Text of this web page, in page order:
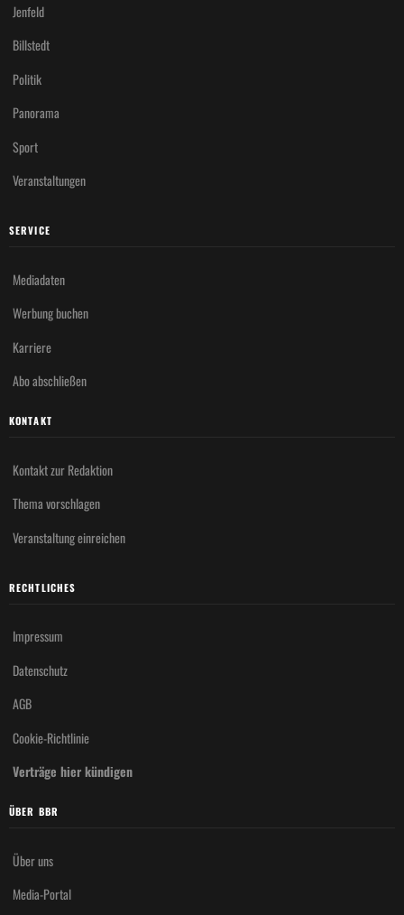
Jenfeld
Billstedt
Politik
Panorama
Sport
Veranstaltungen
SERVICE
Mediadaten
Werbung buchen
Karriere
Abo abschließen
KONTAKT
Kontakt zur Redaktion
Thema vorschlagen
Veranstaltung einreichen
RECHTLICHES
Impressum
Datenschutz
AGB
Cookie-Richtlinie
Verträge hier kündigen
ÜBER BBR
Über uns
Media-Portal